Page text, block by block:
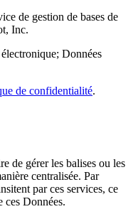
de gestion de bases de
Inc.
Données
de confidentialité.
de gérer les balises ou les
centralisée. Par
par ces services, ce
ces Données.